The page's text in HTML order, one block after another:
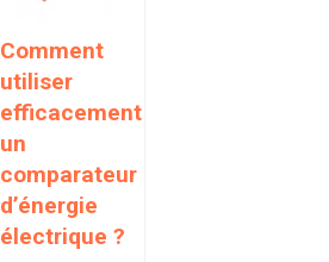
Comment
utiliser
efficacement
un
comparateur
d’énergie
électrique ?